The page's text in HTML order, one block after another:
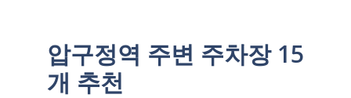
압구정역 주변 주차장 15
개 추천